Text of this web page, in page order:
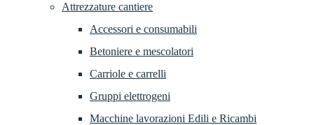
Attrezzature cantiere
Accessori e consumabili
Betoniere e mescolatori
Carriole e carrelli
Gruppi elettrogeni
Macchine lavorazioni Edili e Ricambi